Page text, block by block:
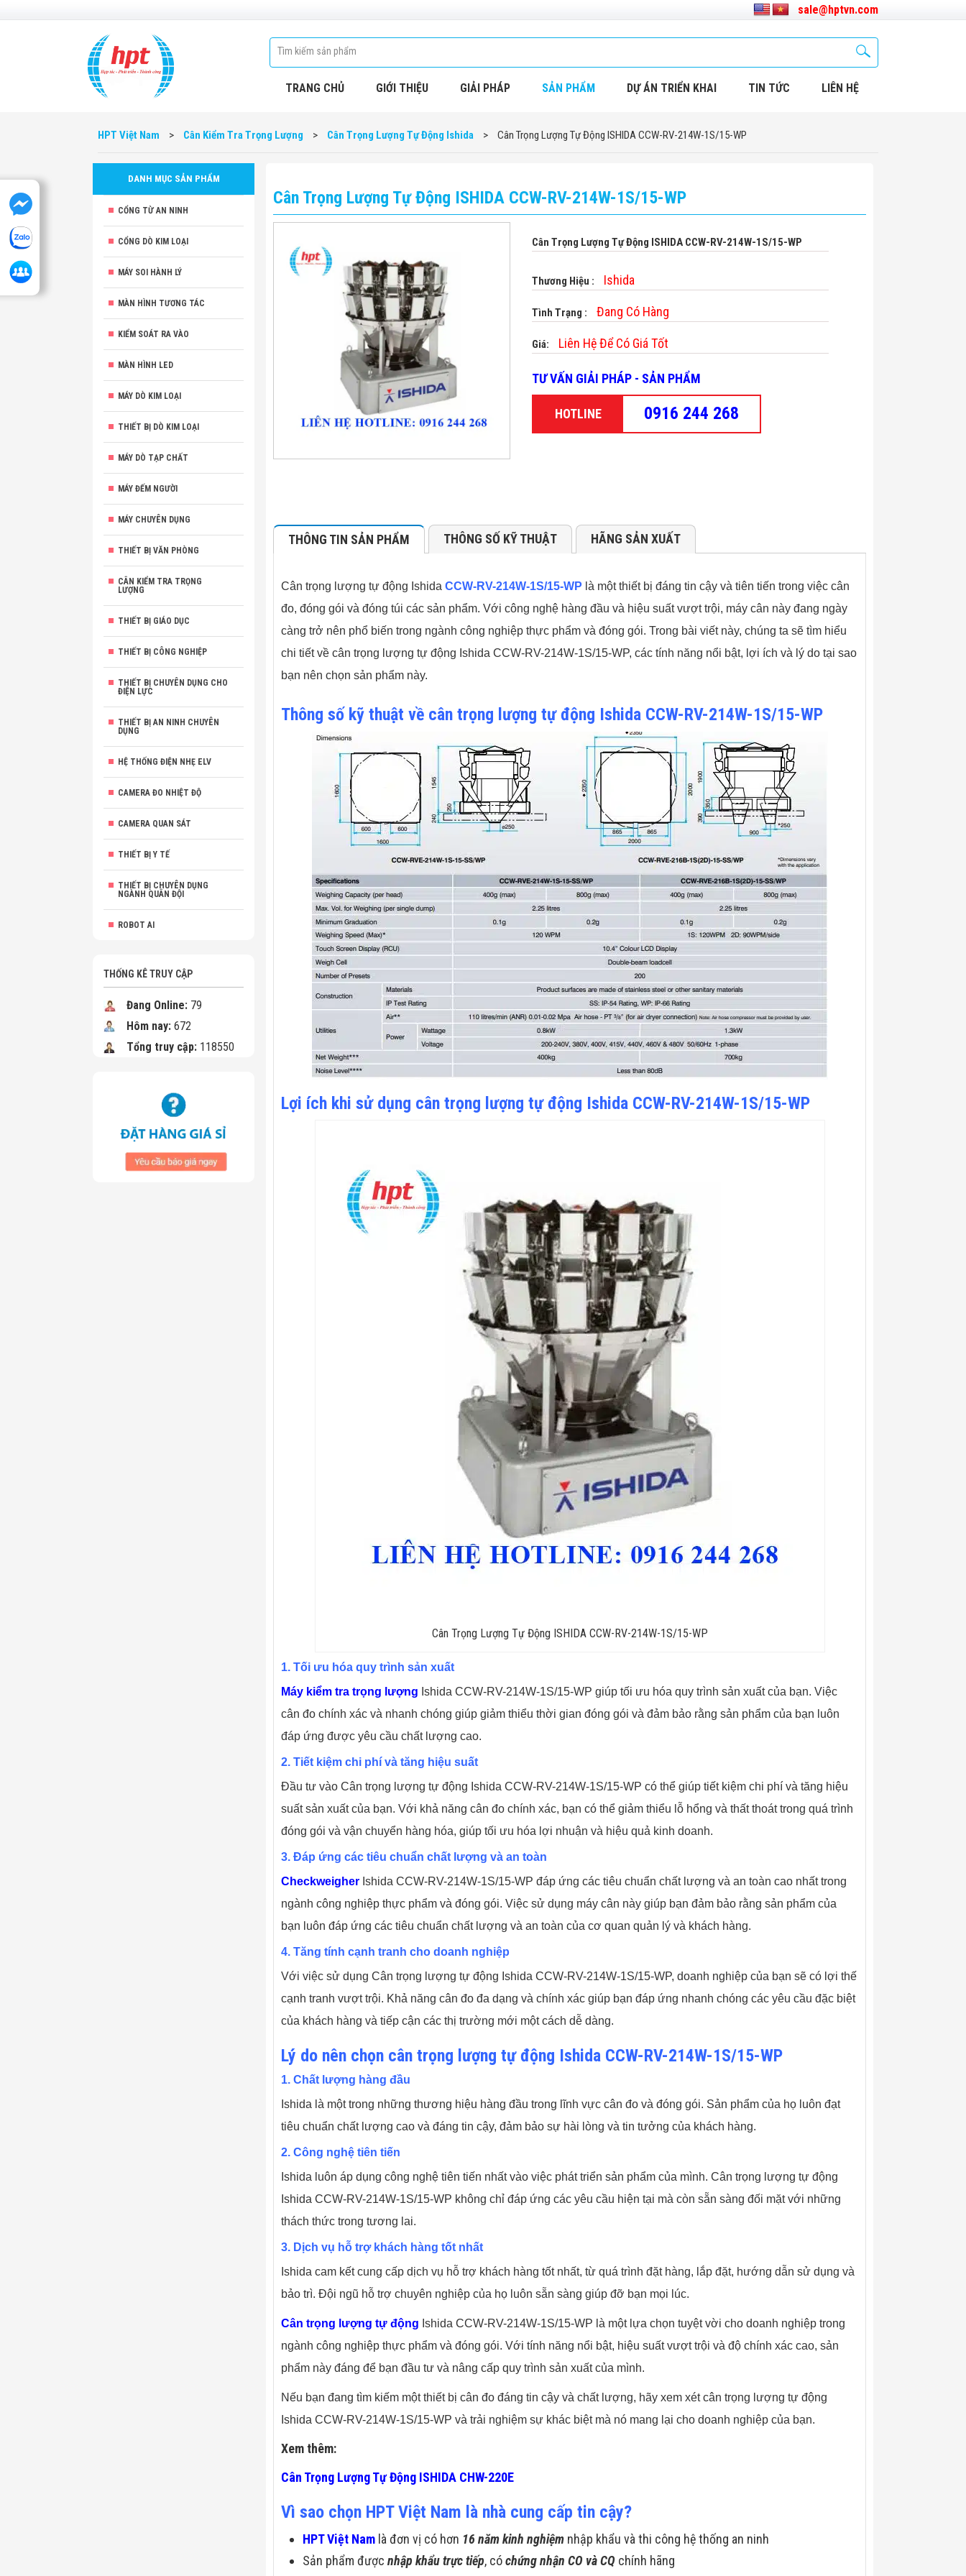
sale@hptvn.com
TRANG CHỦ GIỚI THIỆU GIẢI PHÁP SẢN PHẨM DỰ ÁN TRIỂN KHAI TIN TỨC LIÊN HỆ
HPT Việt Nam > Cân Kiểm Tra Trọng Lượng > Cân Trọng Lượng Tự Động Ishida > Cân Trọng Lượng Tự Động ISHIDA CCW-RV-214W-1S/15-WP
DANH MỤC SẢN PHẨM
CỔNG TỪ AN NINH
CỔNG DÒ KIM LOẠI
MÁY SOI HÀNH LÝ
MÀN HÌNH TƯƠNG TÁC
KIỂM SOÁT RA VÀO
MÀN HÌNH LED
MÁY DÒ KIM LOẠI
THIẾT BỊ DÒ KIM LOẠI
MÁY DÒ TẠP CHẤT
MÁY ĐẾM NGƯỜI
MÁY CHUYÊN DỤNG
THIẾT BỊ VĂN PHÒNG
CÂN KIỂM TRA TRỌNG
LƯỢNG
THIẾT BỊ GIÁO DỤC
THIẾT BỊ CÔNG NGHIỆP
THIẾT BỊ CHUYÊN DỤNG CHO
ĐIỆN LỰC
THIẾT BỊ AN NINH CHUYÊN
DỤNG
HỆ THỐNG ĐIỆN NHẸ ELV
CAMERA ĐO NHIỆT ĐỘ
CAMERA QUAN SÁT
THIẾT BỊ Y TẾ
THIẾT BỊ CHUYÊN DỤNG
NGÀNH QUÂN ĐỘI
ROBOT AI
THỐNG KÊ TRUY CẬP
Đang Online: 79
Hôm nay: 672
Tổng truy cập: 118550
Cân Trọng Lượng Tự Động ISHIDA CCW-RV-214W-1S/15-WP
Cân Trọng Lượng Tự Động ISHIDA CCW-RV-214W-1S/15-WP
Thương Hiệu : Ishida
Tình Trạng : Đang Có Hàng
Giá: Liên Hệ Để Có Giá Tốt
TƯ VẤN GIẢI PHÁP - SẢN PHẨM
HOTLINE 0916 244 268
THÔNG TIN SẢN PHẨM THÔNG SỐ KỸ THUẬT HÃNG SẢN XUẤT
Cân trọng lượng tự động Ishida CCW-RV-214W-1S/15-WP là một thiết bị đáng tin cậy và tiên tiến trong việc cân
đo, đóng gói và đóng túi các sản phẩm. Với công nghệ hàng đầu và hiệu suất vượt trội, máy cân này đang ngày
càng trở nên phổ biến trong ngành công nghiệp thực phẩm và đóng gói. Trong bài viết này, chúng ta sẽ tìm hiểu
chi tiết về cân trọng lượng tự động Ishida CCW-RV-214W-1S/15-WP, các tính năng nổi bật, lợi ích và lý do tại sao
bạn nên chọn sản phẩm này.
Thông số kỹ thuật về cân trọng lượng tự động Ishida CCW-RV-214W-1S/15-WP
Lợi ích khi sử dụng cân trọng lượng tự động Ishida CCW-RV-214W-1S/15-WP
Cân Trọng Lượng Tự Động ISHIDA CCW-RV-214W-1S/15-WP
1. Tối ưu hóa quy trình sản xuất
Máy kiểm tra trọng lượng Ishida CCW-RV-214W-1S/15-WP giúp tối ưu hóa quy trình sản xuất của bạn. Việc
cân đo chính xác và nhanh chóng giúp giảm thiểu thời gian đóng gói và đảm bảo rằng sản phẩm của bạn luôn
đáp ứng được yêu cầu chất lượng cao.
2. Tiết kiệm chi phí và tăng hiệu suất
Đầu tư vào Cân trọng lượng tự động Ishida CCW-RV-214W-1S/15-WP có thể giúp tiết kiệm chi phí và tăng hiệu
suất sản xuất của bạn. Với khả năng cân đo chính xác, bạn có thể giảm thiểu lỗ hổng và thất thoát trong quá trình
đóng gói và vận chuyển hàng hóa, giúp tối ưu hóa lợi nhuận và hiệu quả kinh doanh.
3. Đáp ứng các tiêu chuẩn chất lượng và an toàn
Checkweigher Ishida CCW-RV-214W-1S/15-WP đáp ứng các tiêu chuẩn chất lượng và an toàn cao nhất trong
ngành công nghiệp thực phẩm và đóng gói. Việc sử dụng máy cân này giúp bạn đảm bảo rằng sản phẩm của
bạn luôn đáp ứng các tiêu chuẩn chất lượng và an toàn của cơ quan quản lý và khách hàng.
4. Tăng tính cạnh tranh cho doanh nghiệp
Với việc sử dụng Cân trọng lượng tự động Ishida CCW-RV-214W-1S/15-WP, doanh nghiệp của bạn sẽ có lợi thế
cạnh tranh vượt trội. Khả năng cân đo đa dạng và chính xác giúp bạn đáp ứng nhanh chóng các yêu cầu đặc biệt
của khách hàng và tiếp cận các thị trường mới một cách dễ dàng.
Lý do nên chọn cân trọng lượng tự động Ishida CCW-RV-214W-1S/15-WP
1. Chất lượng hàng đầu
Ishida là một trong những thương hiệu hàng đầu trong lĩnh vực cân đo và đóng gói. Sản phẩm của họ luôn đạt
tiêu chuẩn chất lượng cao và đáng tin cậy, đảm bảo sự hài lòng và tin tưởng của khách hàng.
2. Công nghệ tiên tiến
Ishida luôn áp dụng công nghệ tiên tiến nhất vào việc phát triển sản phẩm của mình. Cân trọng lượng tự động
Ishida CCW-RV-214W-1S/15-WP không chỉ đáp ứng các yêu cầu hiện tại mà còn sẵn sàng đối mặt với những
thách thức trong tương lai.
3. Dịch vụ hỗ trợ khách hàng tốt nhất
Ishida cam kết cung cấp dịch vụ hỗ trợ khách hàng tốt nhất, từ quá trình đặt hàng, lắp đặt, hướng dẫn sử dụng và
bảo trì. Đội ngũ hỗ trợ chuyên nghiệp của họ luôn sẵn sàng giúp đỡ bạn mọi lúc.
Cân trọng lượng tự động Ishida CCW-RV-214W-1S/15-WP là một lựa chọn tuyệt vời cho doanh nghiệp trong
ngành công nghiệp thực phẩm và đóng gói. Với tính năng nổi bật, hiệu suất vượt trội và độ chính xác cao, sản
phẩm này đáng để bạn đầu tư và nâng cấp quy trình sản xuất của mình.
Nếu bạn đang tìm kiếm một thiết bị cân đo đáng tin cậy và chất lượng, hãy xem xét cân trọng lượng tự động
Ishida CCW-RV-214W-1S/15-WP và trải nghiệm sự khác biệt mà nó mang lại cho doanh nghiệp của bạn.
Xem thêm:
Cân Trọng Lượng Tự Động ISHIDA CHW-220E
Vì sao chọn HPT Việt Nam là nhà cung cấp tin cậy?
HPT Việt Nam là đơn vị có hơn 16 năm kinh nghiệm nhập khẩu và thi công hệ thống an ninh
Sản phẩm được nhập khẩu trực tiếp, cóchứng nhận CO và CQ chính hãng